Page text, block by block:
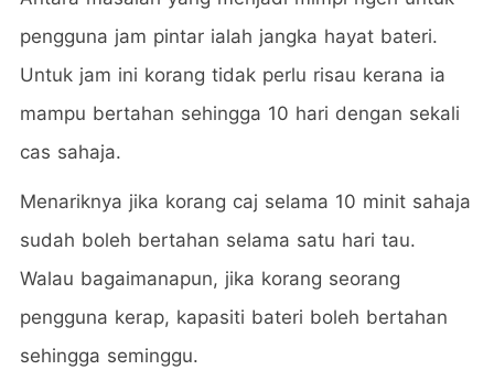
pengguna jam pintar ialah jangka hayat bateri.
Untuk jam ini korang tidak perlu risau kerana ia
mampu bertahan sehingga 10 hari dengan sekali
cas sahaja.
Menariknya jika korang caj selama 10 minit sahaja
sudah boleh bertahan selama satu hari tau.
Walau bagaimanapun, jika korang seorang
pengguna kerap, kapasiti bateri boleh bertahan
sehingga seminggu.